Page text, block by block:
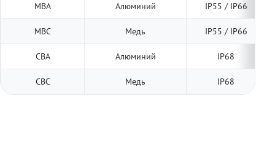
МВА Алюминий IP55 / IP66
МВС Медь IP55 / IP66
СВА Алюминий IP68
СВС Медь IP68